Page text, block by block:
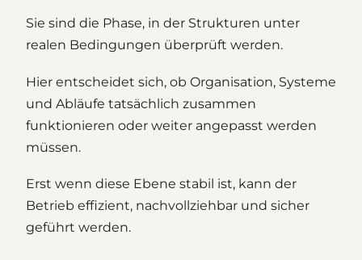
Sie sind die Phase, in der Strukturen unter
realen Bedingungen überprüft werden.
Hier entscheidet sich, ob Organisation, Systeme
und Abläufe tatsächlich zusammen
funktionieren oder weiter angepasst werden
müssen.
Erst wenn diese Ebene stabil ist, kann der
Betrieb effizient, nachvollziehbar und sicher
geführt werden.